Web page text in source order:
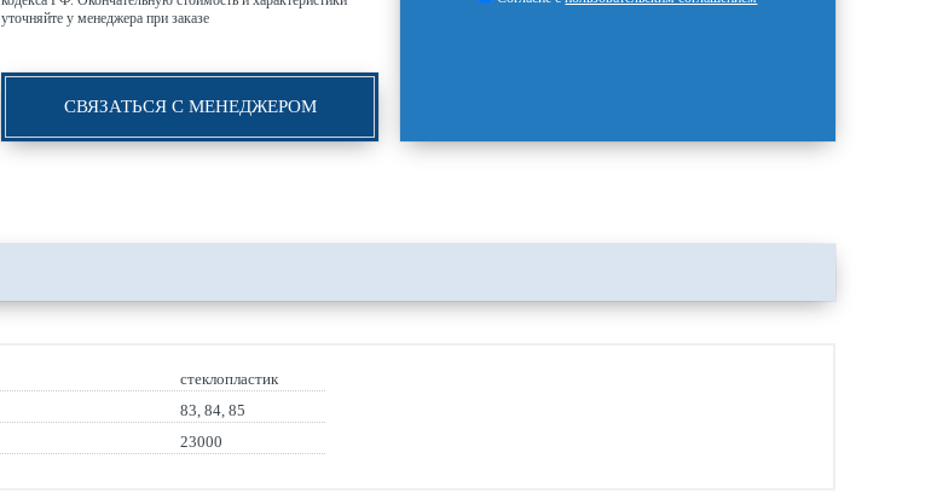
уточняйте у менеджера при заказе
СВЯЗАТЬСЯ С МЕНЕДЖЕРОМ
стеклопластик
83, 84, 85
23000